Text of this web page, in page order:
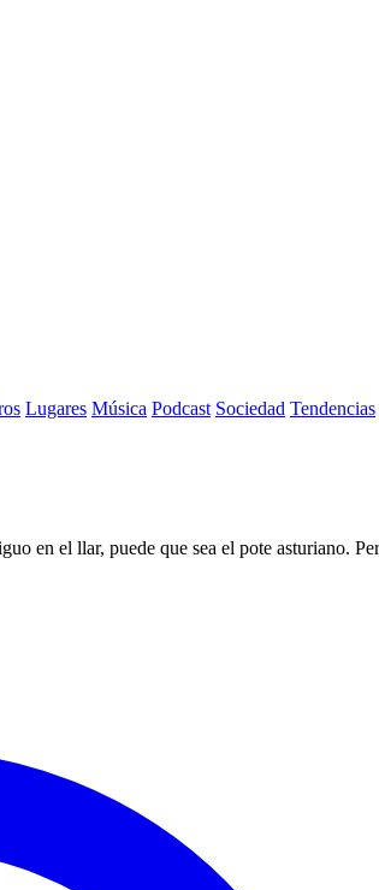
Lugares Música Podcast Sociedad Tendencias
en el llar, puede que sea el pote asturiano.